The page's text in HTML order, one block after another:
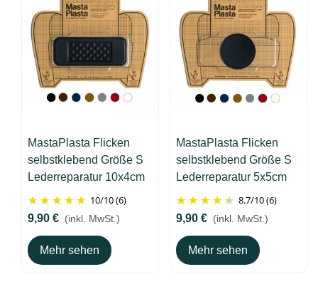
MastaPlasta Flicken
selbstklebend Größe S
Lederreparatur 10x4cm
Pflastermotiv 10/10(6)
9,90 € (inkl. MwSt.)
Mehr sehen
MastaPlasta Flicken
selbstklebend Größe S
Lederreparatur 5x5cm
8.7/10(6)
9,90 € (inkl. MwSt.)
Mehr sehen